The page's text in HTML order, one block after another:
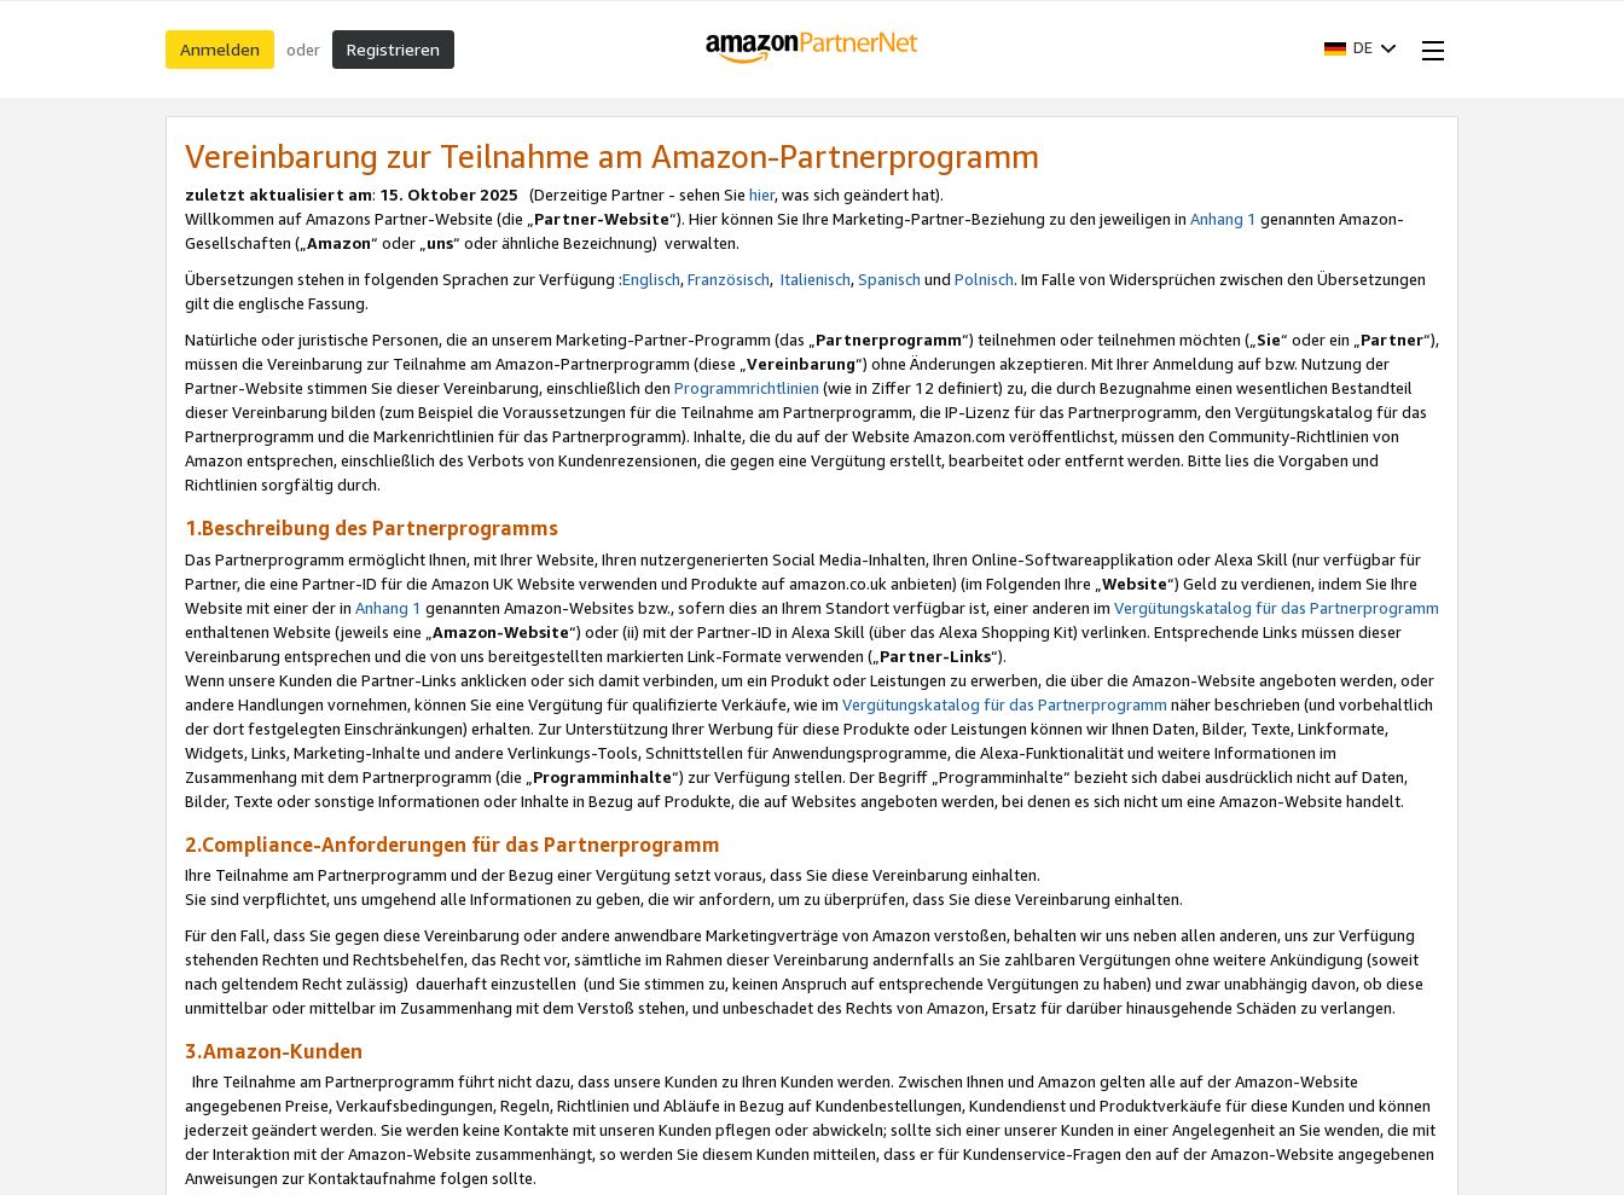
Anmelden oder Registrieren DE
Vereinbarung zur Teilnahme am Amazon-Partnerprogramm
zuletzt aktualisiert am: 15. Oktober 2025 (Derzeitige Partner - sehen Sie hier, was sich geändert hat).
Willkommen auf Amazons Partner-Website (die „Partner-Website“). Hier können Sie Ihre Marketing-Partner-Beziehung zu den jeweiligen in Anhang 1 genannten Amazon-
Gesellschaften („Amazon“ oder „uns“ oder ähnliche Bezeichnung) verwalten.
Übersetzungen stehen in folgenden Sprachen zur Verfügung :Englisch,Französisch, Italienisch,Spanisch und Polnisch. Im Falle von Widersprüchen zwischen den Übersetzungen
gilt die englische Fassung.
Natürliche oder juristische Personen, die an unserem Marketing-Partner-Programm (das „Partnerprogramm“) teilnehmen oder teilnehmen möchten („Sie“ oder ein „Partner“),
müssen die Vereinbarung zur Teilnahme am Amazon-Partnerprogramm (diese „Vereinbarung“) ohne Änderungen akzeptieren. Mit Ihrer Anmeldung auf bzw. Nutzung der
Partner-Website stimmen Sie dieser Vereinbarung, einschließlich den Programmrichtlinien (wie in Ziffer 12 definiert) zu, die durch Bezugnahme einen wesentlichen Bestandteil
dieser Vereinbarung bilden (zum Beispiel die Voraussetzungen für die Teilnahme am Partnerprogramm, die IP-Lizenz für das Partnerprogramm, den Vergütungskatalog für das
Partnerprogramm und die Markenrichtlinien für das Partnerprogramm). Inhalte, die du auf der Website Amazon.com veröffentlichst, müssen den Community-Richtlinien von
Amazon entsprechen, einschließlich des Verbots von Kundenrezensionen, die gegen eine Vergütung erstellt, bearbeitet oder entfernt werden. Bitte lies die Vorgaben und
Richtlinien sorgfältig durch.
1.Beschreibung des Partnerprogramms
Das Partnerprogramm ermöglicht Ihnen, mit Ihrer Website, Ihren nutzergenerierten Social Media-Inhalten, Ihren Online-Softwareapplikation oder Alexa Skill (nur verfügbar für
Partner, die eine Partner-ID für die Amazon UK Website verwenden und Produkte auf amazon.co.uk anbieten) (im Folgenden Ihre „ Website“) Geld zu verdienen, indem Sie Ihre
Website mit einer der in Anhang 1 genannten Amazon-Websites bzw., sofern dies an Ihrem Standort verfügbar ist, einer anderen im Vergütungskatalog für das Partnerprogramm
enthaltenen Website (jeweils eine „ Amazon-Website“) oder (ii) mit der Partner-ID in Alexa Skill (über das Alexa Shopping Kit) verlinken. Entsprechende Links müssen dieser
Vereinbarung entsprechen und die von uns bereitgestellten markierten Link-Formate verwenden („ Partner-Links“).
Wenn unsere Kunden die Partner-Links anklicken oder sich damit verbinden, um ein Produkt oder Leistungen zu erwerben, die über die Amazon-Website angeboten werden, oder
andere Handlungen vornehmen, können Sie eine Vergütung für qualifizierte Verkäufe, wie im Vergütungskatalog für das Partnerprogramm näher beschrieben (und vorbehaltlich
der dort festgelegten Einschränkungen) erhalten. Zur Unterstützung Ihrer Werbung für diese Produkte oder Leistungen können wir Ihnen Daten, Bilder, Texte, Linkformate,
Widgets, Links, Marketing-Inhalte und andere Verlinkungs-Tools, Schnittstellen für Anwendungsprogramme, die Alexa-Funktionalität und weitere Informationen im
Zusammenhang mit dem Partnerprogramm (die „ Programminhalte“) zur Verfügung stellen. Der Begriff „Programminhalte“ bezieht sich dabei ausdrücklich nicht auf Daten,
Bilder, Texte oder sonstige Informationen oder Inhalte in Bezug auf Produkte, die auf Websites angeboten werden, bei denen es sich nicht um eine Amazon-Website handelt.
2.Compliance-Anforderungen für das Partnerprogramm
Ihre Teilnahme am Partnerprogramm und der Bezug einer Vergütung setzt voraus, dass Sie diese Vereinbarung einhalten.
Sie sind verpflichtet, uns umgehend alle Informationen zu geben, die wir anfordern, um zu überprüfen, dass Sie diese Vereinbarung einhalten.
Für den Fall, dass Sie gegen diese Vereinbarung oder andere anwendbare Marketingverträge von Amazon verstoßen, behalten wir uns neben allen anderen, uns zur Verfügung
stehenden Rechten und Rechtsbehelfen, das Recht vor, sämtliche im Rahmen dieser Vereinbarung andernfalls an Sie zahlbaren Vergütungen ohne weitere Ankündigung (soweit
nach geltendem Recht zulässig) dauerhaft einzustellen (und Sie stimmen zu, keinen Anspruch auf entsprechende Vergütungen zu haben) und zwar unabhängig davon, ob diese
unmittelbar oder mittelbar im Zusammenhang mit dem Verstoß stehen, und unbeschadet des Rechts von Amazon, Ersatz für darüber hinausgehende Schäden zu verlangen.
3.Amazon-Kunden
Ihre Teilnahme am Partnerprogramm führt nicht dazu, dass unsere Kunden zu Ihren Kunden werden. Zwischen Ihnen und Amazon gelten alle auf der Amazon-Website
angegebenen Preise, Verkaufsbedingungen, Regeln, Richtlinien und Abläufe in Bezug auf Kundenbestellungen, Kundendienst und Produktverkäufe für diese Kunden und können
jederzeit geändert werden. Sie werden keine Kontakte mit unseren Kunden pflegen oder abwickeln; sollte sich einer unserer Kunden in einer Angelegenheit an Sie wenden, die mit
der Interaktion mit der Amazon-Website zusammenhängt, so werden Sie diesem Kunden mitteilen, dass er für Kundenservice-Fragen den auf der Amazon-Website angegebenen
Anweisungen zur Kontaktaufnahme folgen sollte.